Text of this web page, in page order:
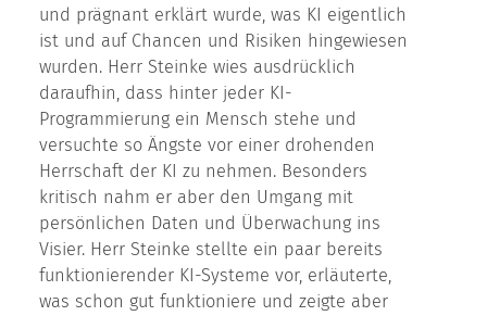
und prägnant erklärt wurde, was KI eigentlich
ist und auf Chancen und Risiken hingewiesen
wurden. Herr Steinke wies ausdrücklich
daraufhin, dass hinter jeder KI-
Programmierung ein Mensch stehe und
versuchte so Ängste vor einer drohenden
Herrschaft der KI zu nehmen. Besonders
kritisch nahm er aber den Umgang mit
persönlichen Daten und Überwachung ins
Visier. Herr Steinke stellte ein paar bereits
funktionierender KI-Systeme vor, erläuterte,
was schon gut funktioniere und zeigte aber